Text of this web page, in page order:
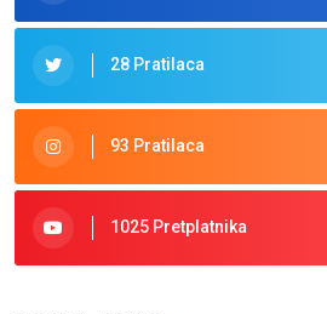
28 Pratilaca
93 Pratilaca
1025 Pretplatnika